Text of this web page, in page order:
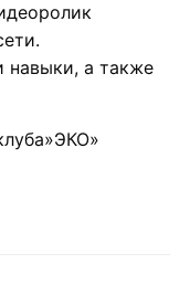
навыки, а также